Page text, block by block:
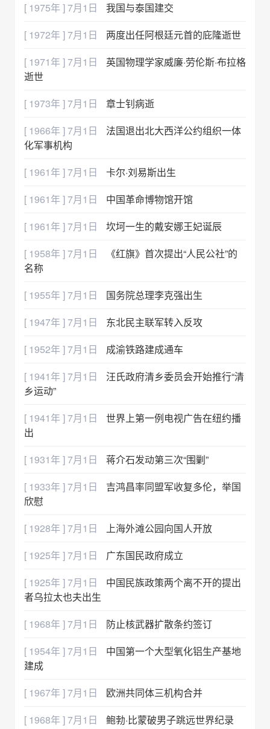
[ 1975年 ] 7月1日
我国与泰国建交
[ 1972年 ] 7月1日
两度出任阿根廷元首的庇隆逝世
[ 1971年 ] 7月1日
英国物理学家威廉·劳伦斯·布拉格
逝世
[ 1973年 ] 7月1日
章士钊病逝
[ 1966年 ] 7月1日
法国退出北大西洋公约组织一体
化军事机构
[ 1961年 ] 7月1日
卡尔·刘易斯出生
[ 1961年 ] 7月1日
中国革命博物馆开馆
[ 1961年 ] 7月1日
坎坷一生的戴安娜王妃诞辰
[ 1958年 ] 7月1日
《红旗》首次提出“人民公社”的
名称
[ 1955年 ] 7月1日
国务院总理李克强出生
[ 1947年 ] 7月1日
东北民主联军转入反攻
[ 1952年 ] 7月1日
成渝铁路建成通车
[ 1941年 ] 7月1日
汪氏政府清乡委员会开始推行“清
乡运动”
[ 1941年 ] 7月1日
世界上第一例电视广告在纽约播
出
[ 1931年 ] 7月1日
蒋介石发动第三次“围剿”
[ 1933年 ] 7月1日
吉鸿昌率同盟军收复多伦，举国
欣慰
[ 1928年 ] 7月1日
上海外滩公园向国人开放
[ 1925年 ] 7月1日
广东国民政府成立
[ 1925年 ] 7月1日
中国民族政策两个离不开的提出
者乌拉太也夫出生
[ 1968年 ] 7月1日
防止核武器扩散条约签订
[ 1954年 ] 7月1日
中国第一个大型氧化铝生产基地
建成
[ 1967年 ] 7月1日
欧洲共同体三机构合并
[ 1968年 ] 7月1日
鲍勃·比蒙破男子跳远世界纪录